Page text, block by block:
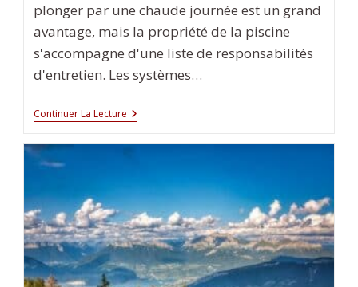
plonger par une chaude journée est un grand
avantage, mais la propriété de la piscine
s'accompagne d'une liste de responsabilités
d'entretien. Les systèmes…
Continuer La Lecture Facilitez
L’entretien
Piscine
Hors
Sol